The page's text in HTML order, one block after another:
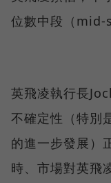
位數中段（
英飛凌執行長
不確定性（特別
的進一步發展）
時、市場對英飛